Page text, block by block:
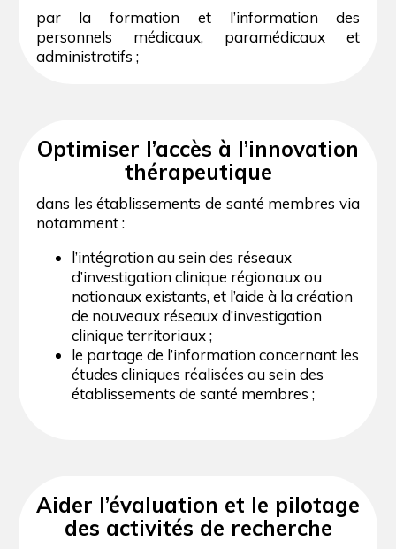
par la formation et l’information des
personnels médicaux, paramédicaux et
administratifs ;
Optimiser l’accès à l’innovation
thérapeutique
dans les établissements de santé membres via
notamment :
l’intégration au sein des réseaux
d’investigation clinique régionaux ou
nationaux existants, et l’aide à la création
de nouveaux réseaux d’investigation
clinique territoriaux ;
le partage de l’information concernant les
études cliniques réalisées au sein des
établissements de santé membres ;
Aider l’évaluation et le pilotage
des activités de recherche